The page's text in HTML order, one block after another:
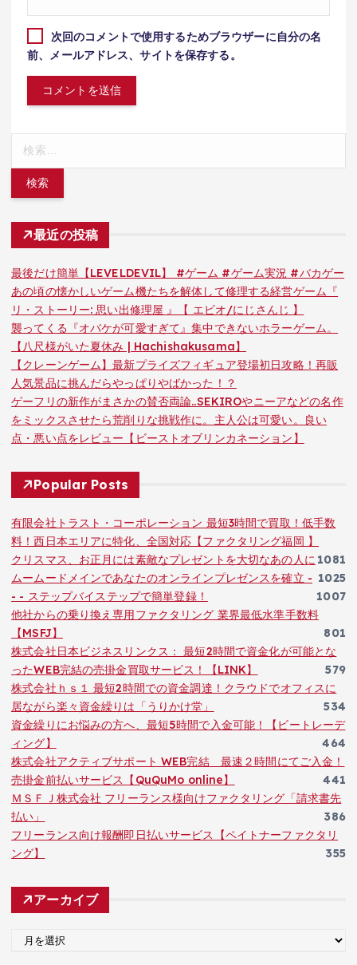
次回のコメントで使用するためブラウザーに自分の名
前、メールアドレス、サイトを保存する。
最近の投稿
最後だけ簡単【LEVELDEVIL】 #ゲーム #ゲーム実況 #バカゲー
あの頃の懐かしいゲーム機たちを解体して修理する経営ゲーム『
リ・ストーリー: 思い出修理屋 』【 エビオ/にじさんじ 】
襲ってくる『オバケが可愛すぎて』集中できないホラーゲーム。
【八尺様がいた夏休み | Hachishakusama】
【クレーンゲーム】最新プライズフィギュア登場初日攻略！再販
人気景品に挑んだらやっぱりやばかった！？
ゲーフリの新作がまさかの賛否両論..SEKIROやニーアなどの名作
をミックスさせたら荒削りな挑戦作に。主人公は可愛い。良い
点・悪い点をレビュー【ビーストオブリンカネーション】
Popular Posts
有限会社トラスト・コーポレーション 最短3時間で買取！低手数
料！西日本エリアに特化、全国対応【ファクタリング福岡 】
1081
クリスマス、お正月には素敵なプレゼントを大切なあの人に
1025
ムームードメインであなたのオンラインプレゼンスを確立 -
- - ステップバイステップで簡単登録！
1007
他社からの乗り換え専用ファクタリング 業界最低水準手数料
【MSFJ】
801
株式会社日本ビジネスリンクス： 最短2時間で資金化が可能とな
ったWEB完結の売掛金買取サービス！【LINK】
579
株式会社ｈｓ１ 最短2時間での資金調達！クラウドでオフィスに
居ながら楽々資金繰りは「うりかけ堂」
534
資金繰りにお悩みの方へ、最短5時間で入金可能！【ビートレーデ
ィング】
464
株式会社アクティブサポート WEB完結 最速２時間にてご入金！
売掛金前払いサービス【QuQuMo online】
441
ＭＳＦＪ株式会社 フリーランス様向けファクタリング「請求書先
払い」
386
フリーランス向け報酬即日払いサービス【ペイトナーファクタリ
ング】
355
アーカイブ